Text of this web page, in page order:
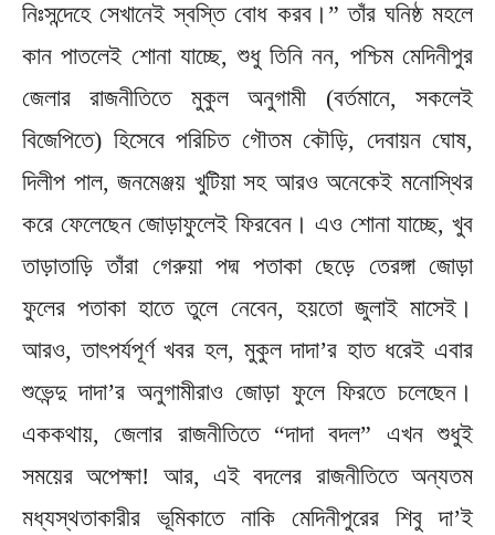
নিঃসন্দেহে সেখানেই স্বস্তি বোধ করব।” তাঁর ঘনিষ্ঠ মহলে
কান পাতলেই শোনা যাচ্ছে, শুধু তিনি নন, পশ্চিম মেদিনীপুর
জেলার রাজনীতিতে মুকুল অনুগামী (বর্তমানে, সকলেই
বিজেপিতে) হিসেবে পরিচিত গৌতম কৌড়ি, দেবায়ন ঘোষ,
দিলীপ পাল, জনমেঞ্জয় খুটিয়া সহ আরও অনেকেই মনোস্থির
করে ফেলেছেন জোড়াফুলেই ফিরবেন। এও শোনা যাচ্ছে, খুব
তাড়াতাড়ি তাঁরা গেরুয়া পদ্ম পতাকা ছেড়ে তেরঙ্গা জোড়া
ফুলের পতাকা হাতে তুলে নেবেন, হয়তো জুলাই মাসেই।
আরও, তাৎপর্যপূর্ণ খবর হল, মুকুল দাদা’র হাত ধরেই এবার
শুভেন্দু দাদা’র অনুগামীরাও জোড়া ফুলে ফিরতে চলেছেন।
এককথায়, জেলার রাজনীতিতে “দাদা বদল” এখন শুধুই
সময়ের অপেক্ষা! আর, এই বদলের রাজনীতিতে অন্যতম
মধ্যস্থতাকারীর ভূমিকাতে নাকি মেদিনীপুরের শিবু দা’ই